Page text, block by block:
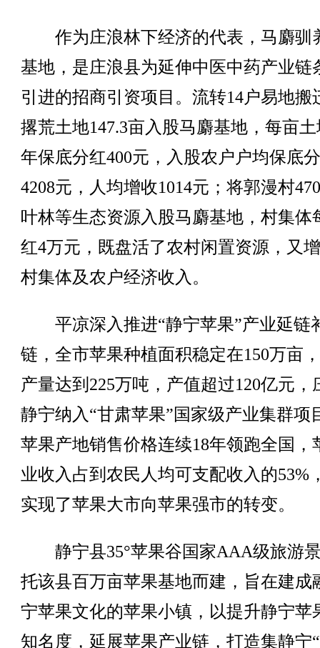
作为庄浪林下经济的代表，马麝驯
基地，是庄浪县为延伸中医中药产业链
引进的招商引资项目。流转14户易地搬
撂荒土地147.3亩入股马麝基地，每亩
年保底分红400元，入股农户户均保底
4208元，人均增收1014元；将郭漫村
叶林等生态资源入股马麝基地，村集体
红4万元，既盘活了农村闲置资源，又
村集体及农户经济收入。
平凉深入推进“静宁苹果”产业延链
链，全市苹果种植面积稳定在150万亩
产量达到225万吨，产值超过120亿元，
静宁纳入“甘肃苹果”国家级产业集群项
苹果产地销售价格连续18年领跑全国，
业收入占到农民人均可支配收入的53%
实现了苹果大市向苹果强市的转变。
静宁县35°苹果谷国家AAA级旅游
托该县百万亩苹果基地而建，旨在建成
宁苹果文化的苹果小镇，以提升静宁苹
知名度，延展苹果产业链，打造集静宁